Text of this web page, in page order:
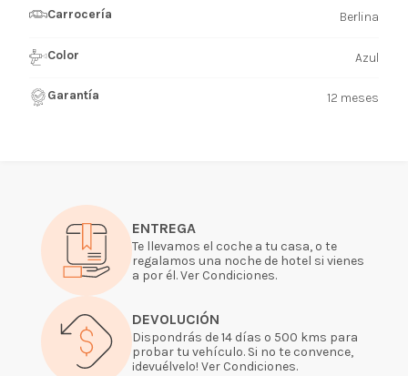
ENTREGA
Te llevamos el coche a tu casa, o te
regalamos una noche de hotel si vienes
a por él. Ver Condiciones.
DEVOLUCIÓN
Dispondrás de 14 días o 500 kms para
probar tu vehículo. Si no te convence,
¡devuélvelo! Ver Condiciones.
Carrocería Berlina
Color Azul
Garantía 12 meses